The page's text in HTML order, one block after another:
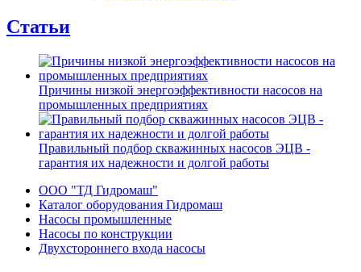
Статьи
Причины низкой энергоэффективности насосов на
промышленных предприятиях
Правильный подбор скважинных насосов ЭЦВ -
гарантия их надежности и долгой работы
ООО "ТД Гидромаш"
Каталог оборудования Гидромаш
Насосы промышленные
Насосы по конструкции
Двухстороннего входа насосы